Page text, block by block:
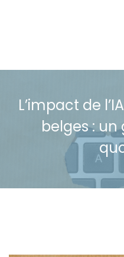
L’impact de
belges :